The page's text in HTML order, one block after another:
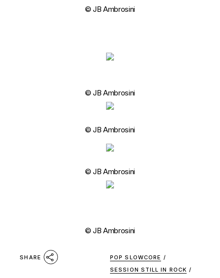
© JB Ambrosini
© JB Ambrosini
© JB Ambrosini
© JB Ambrosini
© JB Ambrosini
SHARE POP SLOWCORE /
SESSION STILL IN ROCK /